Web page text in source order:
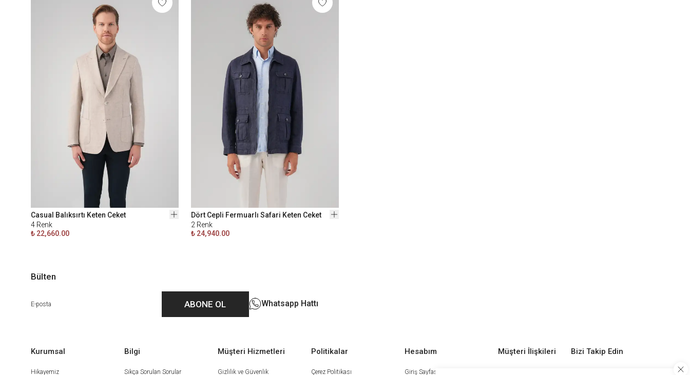
Casual Balıksırtı Keten Ceket
4 Renk
₺ 22,660.00
Dört Cepli Fermuarlı Safari Keten Ceket
2 Renk
₺ 24,940.00
Bülten
ABONE OL Whatsapp Hattı
Kurumsal
Hikayemiz
Bilgi
Sıkça Sorulan Sorular
Müşteri Hizmetleri
Gizlilik ve Güvenlik
Politikalar
Çerez Politikası
Hesabım
Giriş Sayfası
Müşteri İlişkileri Bizi Takip Edin